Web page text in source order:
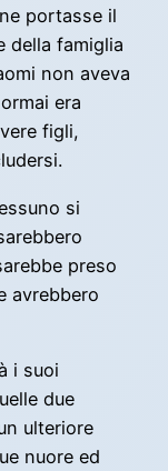
portasse il
della famiglia
non aveva
era
figli,
si
preso
avrebbero
i suoi
due
ulteriore
nuore ed